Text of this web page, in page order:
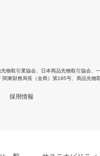
物取引業協会 日本商品先物取引協会
東財務局長（金商）第195号、商品先物
採用情報